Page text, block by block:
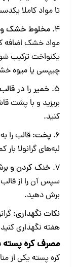
تا مواد کاملا
4. مخلوط خشک و
مواد خشک اضافه
یکنواخت ترکیب
چیپسی یا میوه
5. خمیر را در
بریزید و با پشت
کنید.
6. پخت:‌
لبه‌های گرانولا
7. خنک کردن و
سپس آن را از
برش دهید.
نکات نگهداری:
هفته نگهداری
مصرف کره پسته
کره پسته یکی از